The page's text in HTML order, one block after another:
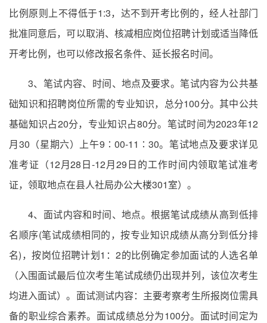
比例原则上不得低于1:3，达不到开考比例的，经人社部门
批准同意后，可以取消、核减相应岗位招聘计划或适当降低
开考比例，也可以修改报名条件、延长报名时间。
3、笔试内容、时间、地点及要求。笔试内容为公共基
础知识和招聘岗位所需的专业知识，总分100分。其中公共
基础知识占20分，专业知识占80分。笔试时间为2023年12
月30（星期六）上午9∶00-11∶30。笔试地点及要求详见
准考证（12月28日-12月29日的工作时间内领取笔试准考
证，领取地点在县人社局办公大楼301室）。
4、面试内容和时间、地点。根据笔试成绩从高到低排
名顺序(笔试成绩相同的，按专业知识成绩从高分到低分排
名)，按岗位招聘计划1：2的比例确定参加面试的人选名单
（入围面试最后位次考生笔试成绩仍出现并列，该位次考生
均进入面试）。面试测试内容：主要考察考生所报岗位需具
备的职业综合素养。面试成绩总分为100分。面试时间定为